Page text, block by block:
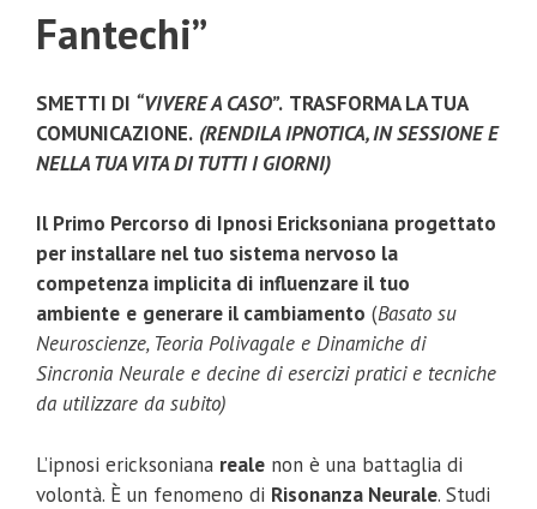
Fantechi”
SMETTI DI “VIVERE A CASO”. TRASFORMA LA TUA
COMUNICAZIONE. (RENDILA IPNOTICA, IN SESSIONE E
NELLA TUA VITA DI TUTTI I GIORNI)
Il Primo Percorso di Ipnosi Ericksoniana progettato
per installare nel tuo sistema nervoso la
competenza implicita di influenzare il tuo
ambiente e generare il cambiamento (Basato su
Neuroscienze, Teoria Polivagale e Dinamiche di
Sincronia Neurale e decine di esercizi pratici e tecniche
da utilizzare da subito)
L’ipnosi ericksoniana reale non è una battaglia di
volontà. È un fenomeno di Risonanza Neurale. Studi